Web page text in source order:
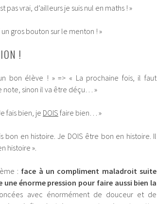
pas vrai, d’ailleurs je suis nul en maths ! »
un gros bouton sur le menton ! »
!
bon élève ! » => « La prochaine fois, il faut
note, sinon il va être déçu… »
fais bien, je DOIS faire bien… »
bon en histoire. Je DOIS être bon en histoire. Il
histoire ».
: face à un compliment maladroit suite
une énorme pression pour faire aussi bien la
avec énormément de douceur et de